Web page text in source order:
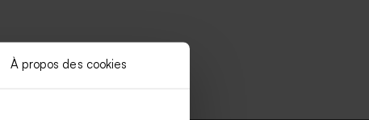
À propos des cookies